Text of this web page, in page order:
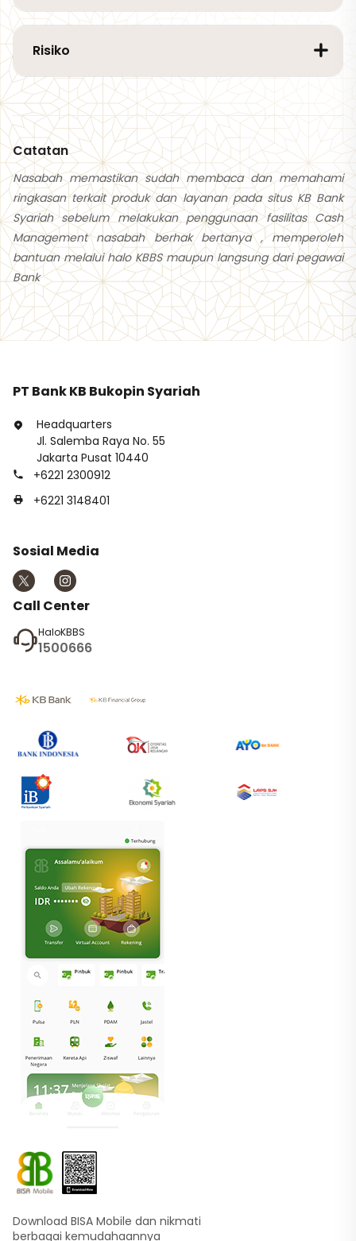
Risiko
Catatan
Nasabah memastikan sudah membaca dan memahami
ringkasan terkait produk dan layanan pada situs KB Bank
Syariah sebelum melakukan penggunaan fasilitas Cash
Management nasabah berhak bertanya , memperoleh
bantuan melalui halo KBBS maupun langsung dari pegawai
Bank
PT Bank KB Bukopin Syariah
Headquarters
Jl. Salemba Raya No. 55
Jakarta Pusat 10440
+6221 2300912
+6221 3148401
Sosial Media
Call Center
HaloKBBS
1500666
Download BISA Mobile dan nikmati
berbagai kemudahaannya